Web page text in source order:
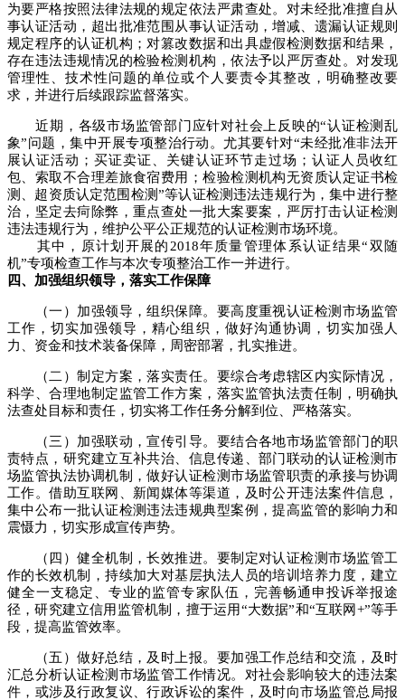
为要严格按照法律法规的规定依法严肃查处。对未经批准擅自从
事认证活动，超出批准范围从事认证活动，增减、遗漏认证规则
规定程序的认证机构；对篡改数据和出具虚假检测数据和结果，
存在违法违规情况的检验检测机构，依法予以严厉查处。对发现
管理性、技术性问题的单位或个人要责令其整改，明确整改要
求，并进行后续跟踪监督落实。
近期，各级市场监管部门应针对社会上反映的“认证检测乱
象”问题，集中开展专项整治行动。尤其要针对“未经批准非法开
展认证活动；买证卖证、关键认证环节走过场；认证人员收红
包、索取不合理差旅食宿费用；检验检测机构无资质认定证书检
测、超资质认定范围检测”等认证检测违法违规行为，集中进行整
治，坚定去疴除弊，重点查处一批大案要案，严厉打击认证检测
违法违规行为，维护公平公正规范的认证检测市场环境。
其中，原计划开展的2018年质量管理体系认证结果“双随
机”专项检查工作与本次专项整治工作一并进行。
四、加强组织领导，落实工作保障
（一）加强领导，组织保障。要高度重视认证检测市场监管
工作，切实加强领导，精心组织，做好沟通协调，切实加强人
力、资金和技术装备保障，周密部署，扎实推进。
（二）制定方案，落实责任。要综合考虑辖区内实际情况，
科学、合理地制定监管工作方案，落实监管执法责任制，明确执
法查处目标和责任，切实将工作任务分解到位、严格落实。
（三）加强联动，宣传引导。要结合各地市场监管部门的职
责特点，研究建立互补共治、信息传递、部门联动的认证检测市
场监管执法协调机制，做好认证检测市场监管职责的承接与协调
工作。借助互联网、新闻媒体等渠道，及时公开违法案件信息，
集中公布一批认证检测违法违规典型案例，提高监管的影响力和
震慑力，切实形成宣传声势。
（四）健全机制，长效推进。要制定对认证检测市场监管工
作的长效机制，持续加大对基层执法人员的培训培养力度，建立
健全一支稳定、专业的监管专家队伍，完善畅通申投诉举报途
径，研究建立信用监管机制，擅于运用“大数据”和“互联网+”等手
段，提高监管效率。
（五）做好总结，及时上报。要加强工作总结和交流，及时
汇总分析认证检测市场监管工作情况。对社会影响较大的违法案
件，或涉及行政复议、行政诉讼的案件，及时向市场监管总局报